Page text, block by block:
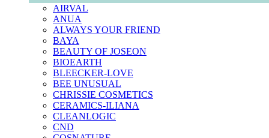
AIRVAL
ANUA
ALWAYS YOUR FRIEND
BAYA
BEAUTY OF JOSEON
BIOEARTH
BLEECKER-LOVE
BEE UNUSUAL
CHRISSIE COSMETICS
CERAMICS-ILIANA
CLEANLOGIC
CND